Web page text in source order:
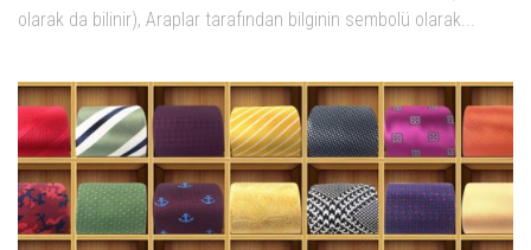
olarak da bilinir), Araplar tarafından bilginin sembolü olarak...